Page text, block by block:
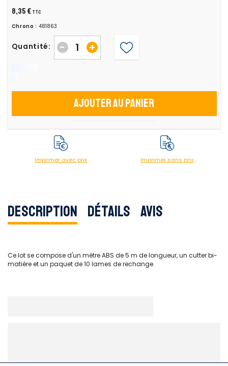
8,35 € TTC
Chrono : 481863
Quantité: +
-
Ajouter au panier
Imprimer avec prix Imprimer sans prix
Description Détails Avis
Ce lot se compose d'un mètre ABS de 5 m de longueur, un cutter bi-
matière et un paquet de 10 lames de rechange.